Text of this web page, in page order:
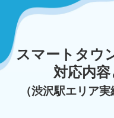
スマートタウ
対応内
（渋沢駅エリア